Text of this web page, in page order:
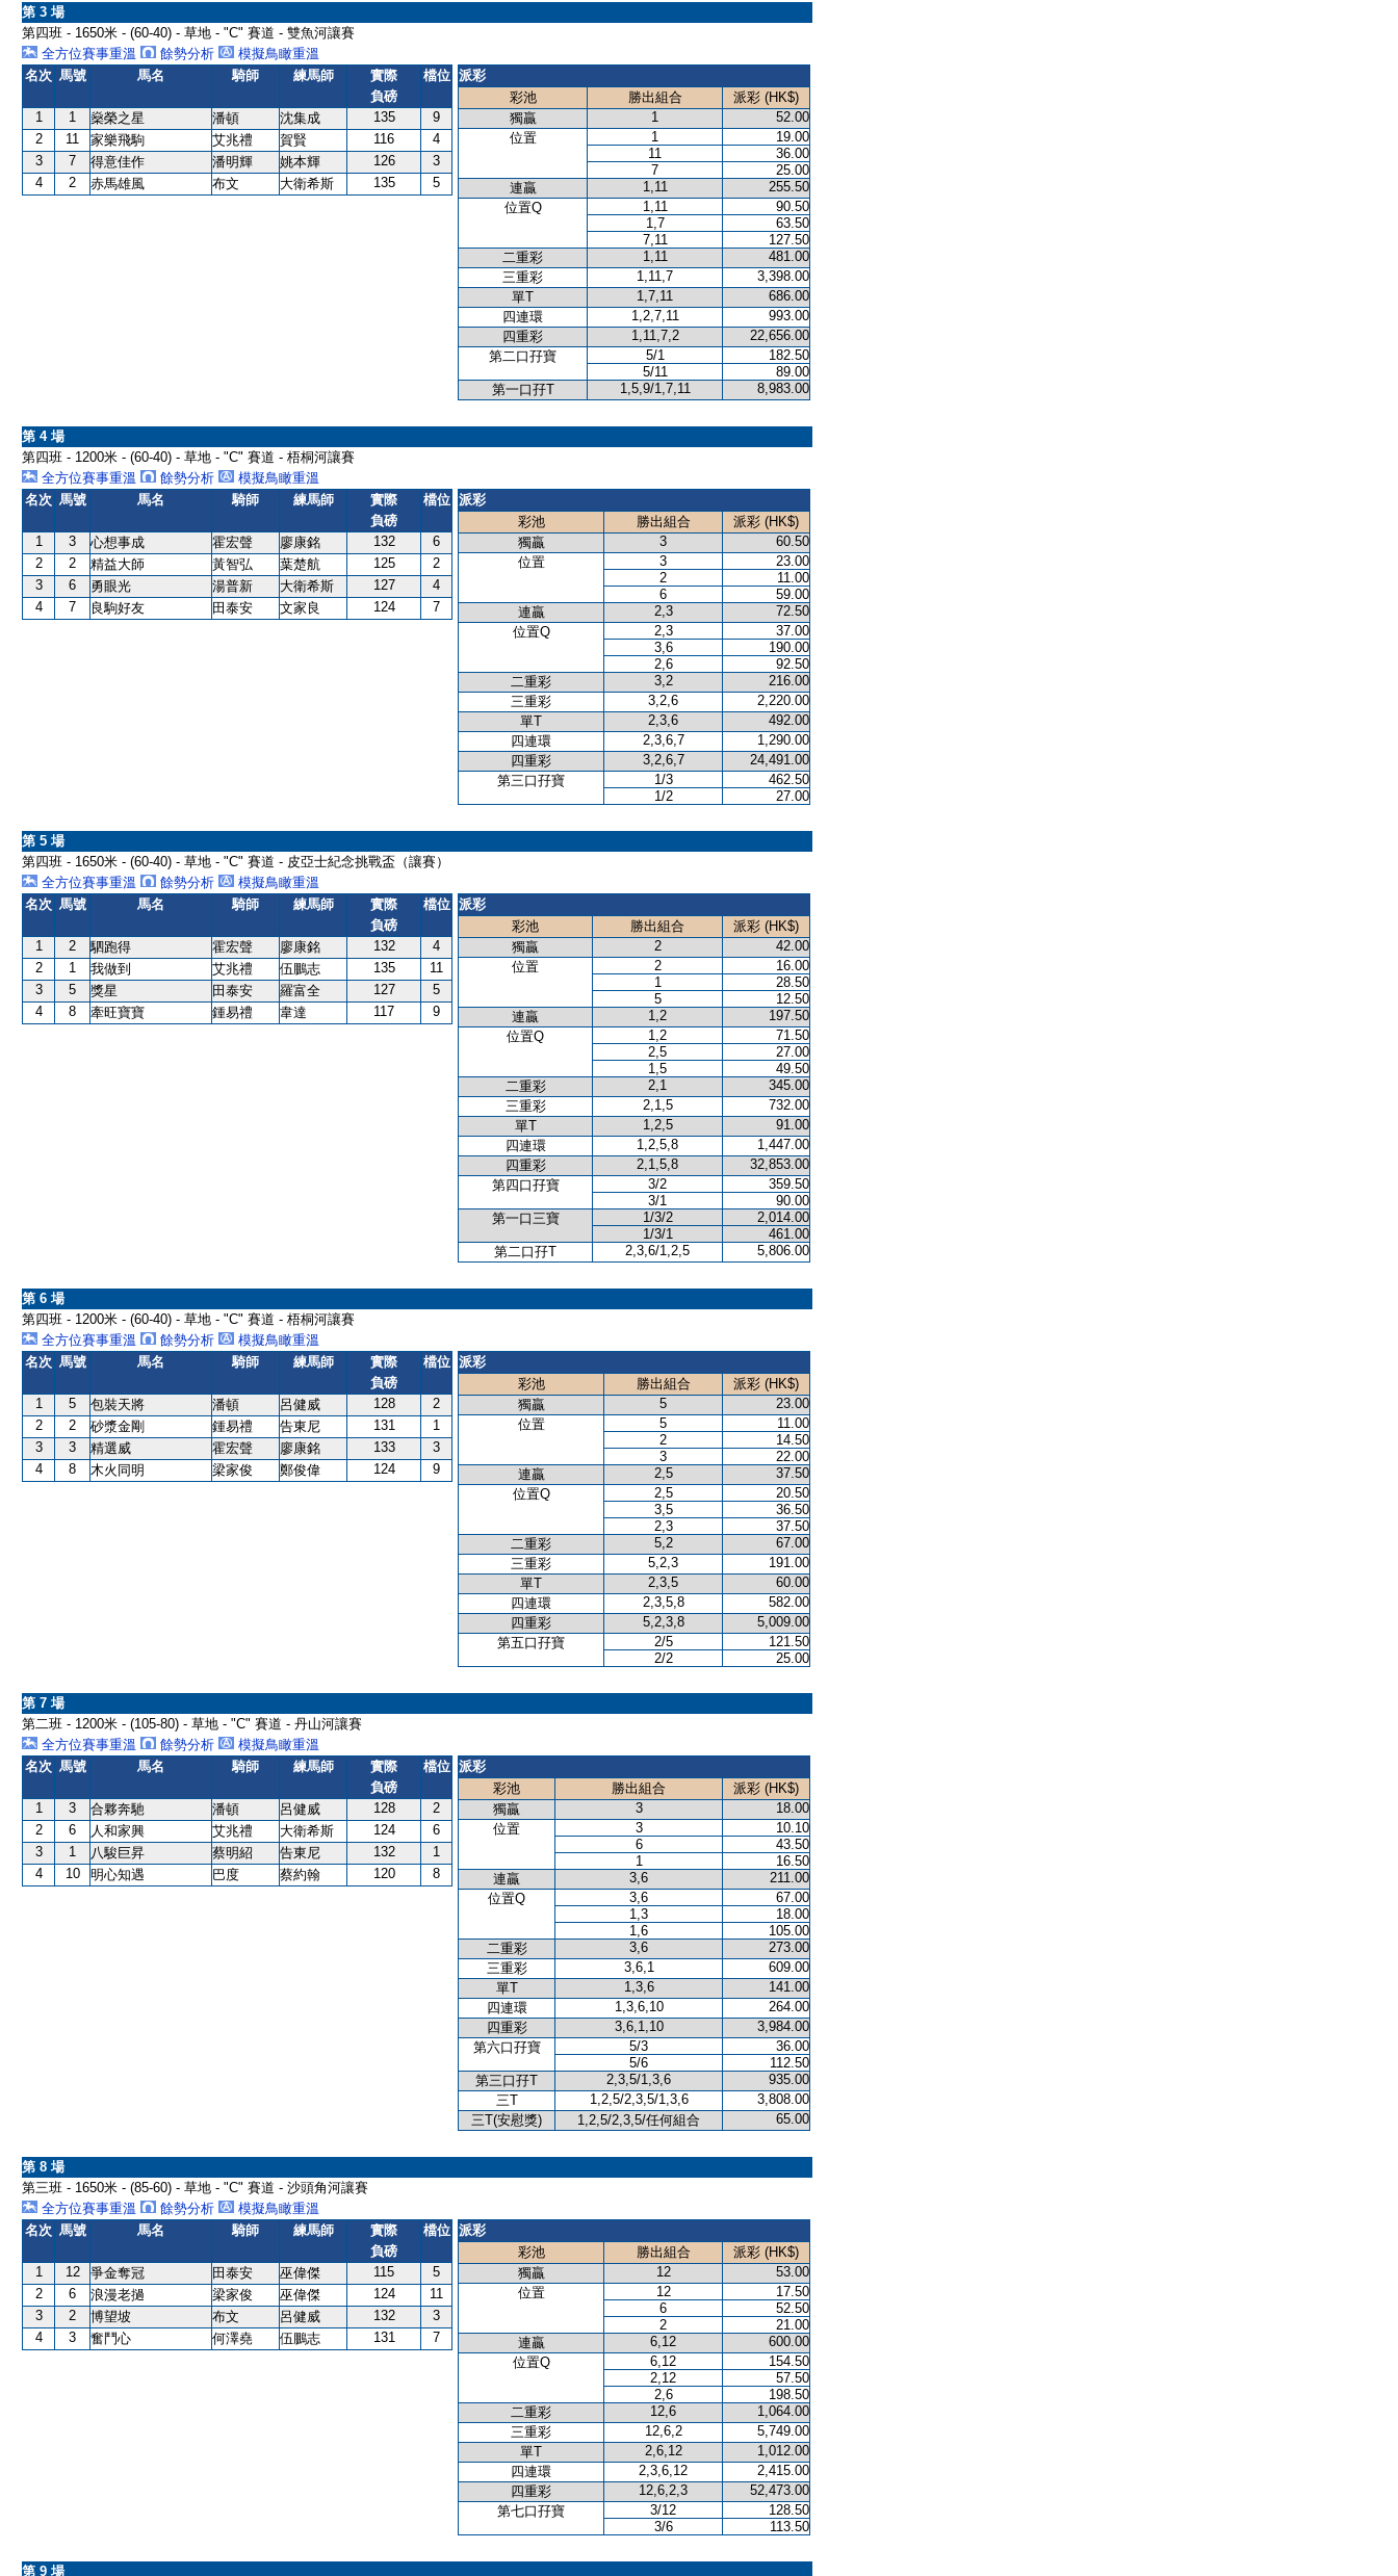
第 3 場
第四班 - 1650米 - (60-40) - 草地 - "C" 賽道 - 雙魚河讓賽
全方位賽事重溫
餘勢分析
模擬鳥瞰重溫
名次 馬號 馬名 騎師 練馬師
實際
負磅
檔位
1 1 燊榮之星 潘頓 沈集成 135
9
2
11 家樂飛駒 艾兆禮 賀賢 116
4
3
7 得意佳作 潘明輝 姚本輝 126
3
4
2 赤馬雄風 布文 大衛希斯 135 5
派彩
彩池
勝出組合
派彩 (HK$)
獨贏
1
52.00
位置
1
19.00
11
36.00
7
25.00
連贏
1,11
255.50
位置Q
1,11
90.50
1,7
63.50
7,11
127.50
二重彩
1,11
481.00
三重彩
1,11,7
3,398.00
單T
1,7,11
686.00
四連環
1,2,7,11
993.00
四重彩
1,11,7,2
22,656.00
第二口孖寶
5/1
182.50
5/11
89.00
第一口孖T
1,5,9/1,7,11 8,983.00
第 4 場
第四班 - 1200米 - (60-40) - 草地 - "C" 賽道 - 梧桐河讓賽
全方位賽事重溫
餘勢分析
模擬鳥瞰重溫
名次 馬號 馬名 騎師 練馬師
實際
負磅
檔位
1 3 心想事成 霍宏聲 廖康銘 132
6
2
2 精益大師 黃智弘 葉楚航 125
2
3
6 勇眼光 湯普新 大衛希斯 127
4
4
7 良駒好友 田泰安 文家良 124 7
派彩
彩池
勝出組合
派彩 (HK$)
獨贏
3
60.50
位置
3
23.00
2
11.00
6
59.00
連贏
2,3
72.50
位置Q
2,3
37.00
3,6
190.00
2,6
92.50
二重彩
3,2
216.00
三重彩
3,2,6
2,220.00
單T
2,3,6
492.00
四連環
2,3,6,7
1,290.00
四重彩
3,2,6,7
24,491.00
第三口孖寶
1/3
462.50
1/2
27.00
第 5 場
第四班 - 1650米 - (60-40) - 草地 - "C" 賽道 - 皮亞士紀念挑戰盃（讓賽）
全方位賽事重溫
餘勢分析
模擬鳥瞰重溫
名次 馬號 馬名 騎師 練馬師
實際
負磅
檔位
1 2 駟跑得 霍宏聲 廖康銘 132
4
2
1 我做到 艾兆禮 伍鵬志 135
11
3
5 獎星 田泰安 羅富全 127
5
4
8 牽旺寶寶 鍾易禮 韋達 117 9
派彩
彩池
勝出組合
派彩 (HK$)
獨贏
2
42.00
位置
2
16.00
1
28.50
5
12.50
連贏
1,2
197.50
位置Q
1,2
71.50
2,5
27.00
1,5
49.50
二重彩
2,1
345.00
三重彩
2,1,5
732.00
單T
1,2,5
91.00
四連環
1,2,5,8
1,447.00
四重彩
2,1,5,8
32,853.00
第四口孖寶
3/2
359.50
3/1
90.00
第一口三寶
1/3/2
2,014.00
1/3/1
461.00
第二口孖T
2,3,6/1,2,5 5,806.00
第 6 場
第四班 - 1200米 - (60-40) - 草地 - "C" 賽道 - 梧桐河讓賽
全方位賽事重溫
餘勢分析
模擬鳥瞰重溫
名次 馬號 馬名 騎師 練馬師
實際
負磅
檔位
1 5 包裝天將 潘頓 呂健威 128
2
2
2 砂漿金剛 鍾易禮 告東尼 131
1
3
3 精選威 霍宏聲 廖康銘 133
3
4
8 木火同明 梁家俊 鄭俊偉 124 9
派彩
彩池
勝出組合
派彩 (HK$)
獨贏
5
23.00
位置
5
11.00
2
14.50
3
22.00
連贏
2,5
37.50
位置Q
2,5
20.50
3,5
36.50
2,3
37.50
二重彩
5,2
67.00
三重彩
5,2,3
191.00
單T
2,3,5
60.00
四連環
2,3,5,8
582.00
四重彩
5,2,3,8
5,009.00
第五口孖寶
2/5
121.50
2/2
25.00
第 7 場
第二班 - 1200米 - (105-80) - 草地 - "C" 賽道 - 丹山河讓賽
全方位賽事重溫
餘勢分析
模擬鳥瞰重溫
名次 馬號 馬名 騎師 練馬師
實際
負磅
檔位
1 3 合夥奔馳 潘頓 呂健威 128
2
2
6 人和家興 艾兆禮 大衛希斯 124
6
3
1 八駿巨昇 蔡明紹 告東尼 132
1
4
10 明心知遇 巴度 蔡約翰 120 8
派彩
彩池
勝出組合
派彩 (HK$)
獨贏
3
18.00
位置
3
10.10
6
43.50
1
16.50
連贏
3,6
211.00
位置Q
3,6
67.00
1,3
18.00
1,6
105.00
二重彩
3,6
273.00
三重彩
3,6,1
609.00
單T
1,3,6
141.00
四連環
1,3,6,10
264.00
四重彩
3,6,1,10
3,984.00
第六口孖寶
5/3
36.00
5/6
112.50
第三口孖T
2,3,5/1,3,6
935.00
三T
1,2,5/2,3,5/1,3,6
3,808.00
三T(安慰獎)
1,2,5/2,3,5/任何組合 65.00
第 8 場
第三班 - 1650米 - (85-60) - 草地 - "C" 賽道 - 沙頭角河讓賽
全方位賽事重溫
餘勢分析
模擬鳥瞰重溫
名次 馬號 馬名 騎師 練馬師
實際
負磅
檔位
1 12 爭金奪冠 田泰安 巫偉傑 115
5
2
6 浪漫老撾 梁家俊 巫偉傑 124
11
3
2 博望坡 布文 呂健威 132
3
4
3 奮鬥心 何澤堯 伍鵬志 131 7
派彩
彩池
勝出組合
派彩 (HK$)
獨贏
12
53.00
位置
12
17.50
6
52.50
2
21.00
連贏
6,12
600.00
位置Q
6,12
154.50
2,12
57.50
2,6
198.50
二重彩
12,6
1,064.00
三重彩
12,6,2
5,749.00
單T
2,6,12
1,012.00
四連環
2,3,6,12
2,415.00
四重彩
12,6,2,3
52,473.00
第七口孖寶
3/12
128.50
3/6
113.50
第 9 場